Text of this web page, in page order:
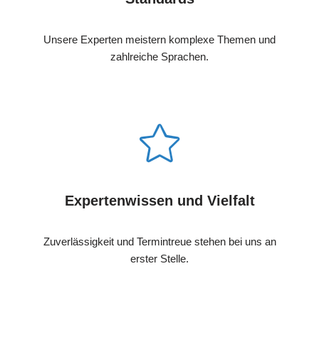
Unsere Experten meistern komplexe Themen und
zahlreiche Sprachen.
Expertenwissen und Vielfalt
Zuverlässigkeit und Termintreue stehen bei uns an
erster Stelle.